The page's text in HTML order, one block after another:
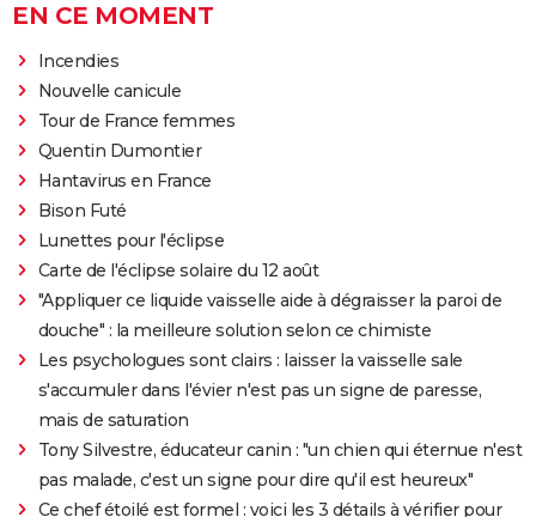
EN CE MOMENT
Incendies
Nouvelle canicule
Tour de France femmes
Quentin Dumontier
Hantavirus en France
Bison Futé
Lunettes pour l'éclipse
Carte de l'éclipse solaire du 12 août
"Appliquer ce liquide vaisselle aide à dégraisser la paroi de
douche" : la meilleure solution selon ce chimiste
Les psychologues sont clairs : laisser la vaisselle sale
s'accumuler dans l'évier n'est pas un signe de paresse,
mais de saturation
Tony Silvestre, éducateur canin : "un chien qui éternue n'est
pas malade, c'est un signe pour dire qu'il est heureux"
Ce chef étoilé est formel : voici les 3 détails à vérifier pour